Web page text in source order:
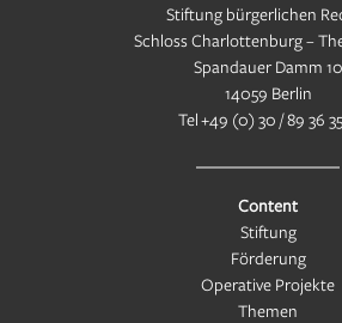
Stiftung bürgerlichen
Schloss Charlottenburg –
Spandauer Damm 10
14059 Berlin
Tel+49 (0) 30 / 89 36
Content
Stiftung
Förderung
Operative Projekte
Themen